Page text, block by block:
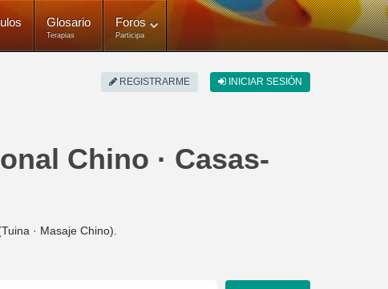
Glosario
Terapias
Foros
Participa
REGISTRARME INICIAR SESIÓN
Chino · Casas-
· Masaje Chino).